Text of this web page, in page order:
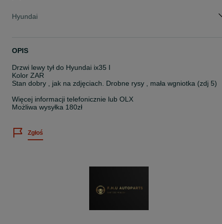
Hyundai
OPIS
Drzwi lewy tył do Hyundai ix35 I
Kolor ZAR
Stan dobry , jak na zdjęciach. Drobne rysy , mała wgniotka (zdj 5)
Więcej informacji telefonicznie lub OLX
Możliwa wysyłka 180zł
Zgłoś